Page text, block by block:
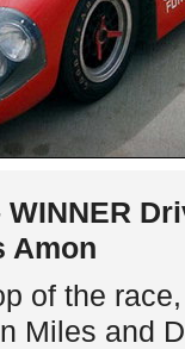
WINNER
Amon
of the
Miles and